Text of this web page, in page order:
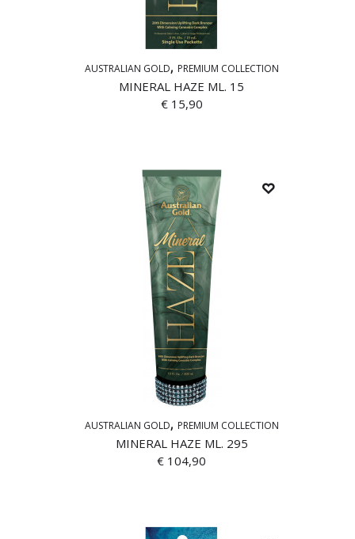
AUSTRALIAN GOLD PREMIUM COLLECTION
MINERAL HAZE ML. 15
€15,90
AUSTRALIAN GOLD PREMIUM COLLECTION
MINERAL HAZE ML. 295
€ 104,90